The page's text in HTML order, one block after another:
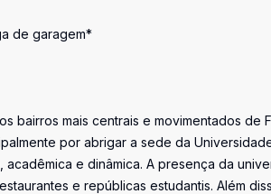
de garagem*
bairros mais centrais e movimentados
por abrigar a sede da
acadêmica e dinâmica. A presença da
e repúblicas estudantis. Além